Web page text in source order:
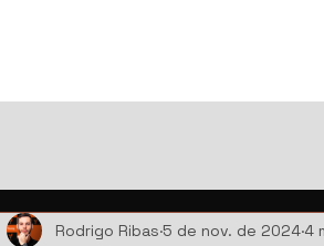
Rodrigo Ribas 5 de nov. de 2024 4